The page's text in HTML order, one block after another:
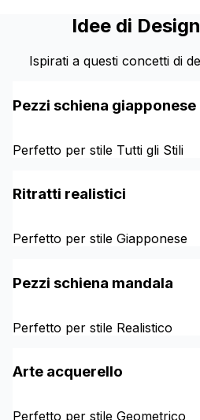
Idee di
Ispirati a questi concetti di
Pezzi schiena giapponese
Perfetto per stile Tutti gli Stili
Ritratti realistici
Perfetto per stile Giapponese
Pezzi schiena mandala
Perfetto per stile Realistico
Arte acquerello
Perfetto per stile Geometrico